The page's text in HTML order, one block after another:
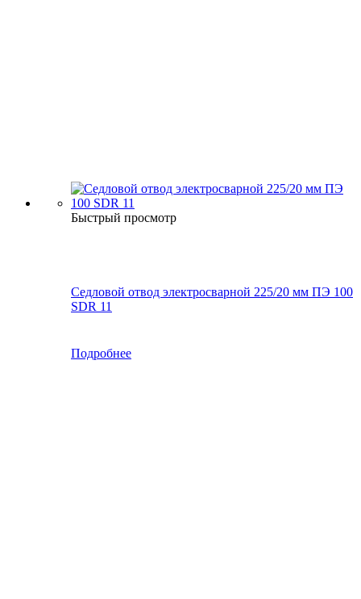
Быстрый просмотр
Седловой отвод электросварной 225/20 мм ПЭ 100
SDR 11
Подробнее